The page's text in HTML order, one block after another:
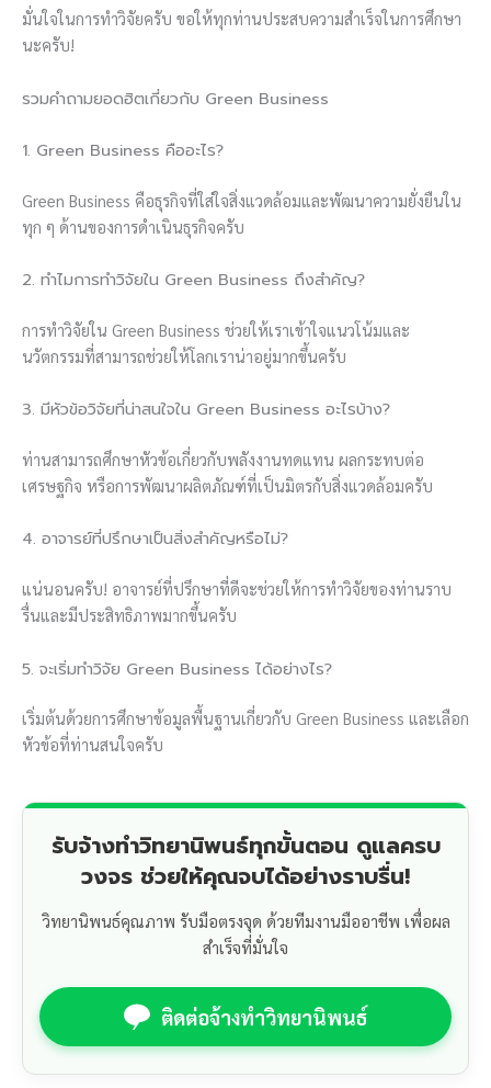
มั่นใจในการทำวิจัยครับ ขอให้ทุกท่านประสบความสำเร็จในการศึกษา
นะครับ!
รวมคำถามยอดฮิตเกี่ยวกับ Green Business
1. Green Business คืออะไร?
Green Business คือธุรกิจที่ใส่ใจสิ่งแวดล้อมและพัฒนาความยั่งยืนใน
ทุก ๆ ด้านของการดำเนินธุรกิจครับ
2. ทำไมการทำวิจัยใน Green Business ถึงสำคัญ?
การทำวิจัยใน Green Business ช่วยให้เราเข้าใจแนวโน้มและ
นวัตกรรมที่สามารถช่วยให้โลกเราน่าอยู่มากขึ้นครับ
3. มีหัวข้อวิจัยที่น่าสนใจใน Green Business อะไรบ้าง?
ท่านสามารถศึกษาหัวข้อเกี่ยวกับพลังงานทดแทน ผลกระทบต่อ
เศรษฐกิจ หรือการพัฒนาผลิตภัณฑ์ที่เป็นมิตรกับสิ่งแวดล้อมครับ
4. อาจารย์ที่ปรึกษาเป็นสิ่งสำคัญหรือไม่?
แน่นอนครับ! อาจารย์ที่ปรึกษาที่ดีจะช่วยให้การทำวิจัยของท่านราบ
รื่นและมีประสิทธิภาพมากขึ้นครับ
5. จะเริ่มทำวิจัย Green Business ได้อย่างไร?
เริ่มต้นด้วยการศึกษาข้อมูลพื้นฐานเกี่ยวกับ Green Business และเลือก
หัวข้อที่ท่านสนใจครับ
รับจ้างทำวิทยานิพนธ์ทุกขั้นตอน ดูแลครบ
วงจร ช่วยให้คุณจบได้อย่างราบรื่น!
วิทยานิพนธ์คุณภาพ รับมือตรงจุด ด้วยทีมงานมืออาชีพ เพื่อผล
สำเร็จที่มั่นใจ
ติดต่อจ้างทำวิทยานิพนธ์